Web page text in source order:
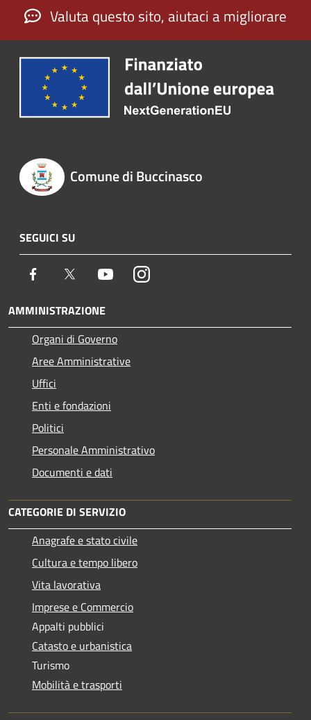
Valuta questo sito, aiutaci a migliorare
Comune di Buccinasco
SEGUICI SU
Facebook Twitter YoutubeInstagram
AMMINISTRAZIONE
Organi di Governo
Aree Amministrative
Uffici
Enti e fondazioni
Politici
Personale Amministrativo
Documenti e dati
CATEGORIE DI SERVIZIO
Anagrafe e stato civile
Cultura e tempo libero
Vita lavorativa
Imprese e Commercio
Appalti pubblici
Catasto e urbanistica
Turismo
Mobilità e trasporti